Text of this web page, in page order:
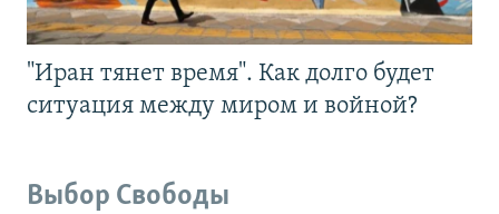
"Иран тянет время". Как долго будет
ситуация между миром и войной?
Выбор Свободы